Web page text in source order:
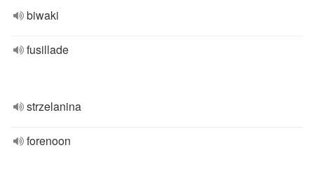
biwaki
fusillade
strzelanina
forenoon